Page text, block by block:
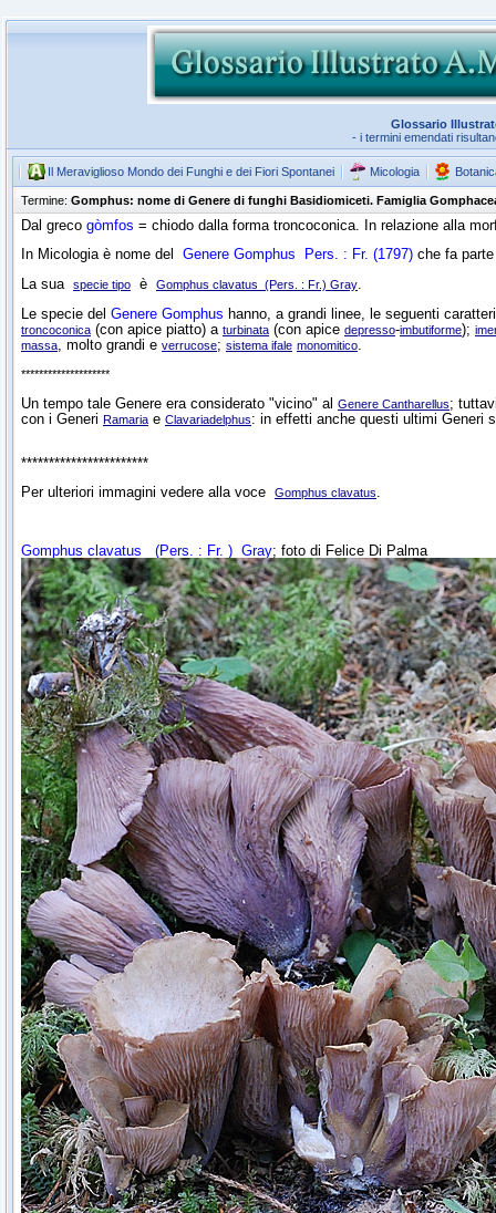
Glossario
- i termini emendati
Il Meraviglioso Mondo dei Funghi e dei Fiori Spontanei Micologia
Termine: Gomphus: nome di Genere di funghi Basidiomiceti. Famiglia
Dal greco gòmfos = chiodo dalla forma troncoconica. In relazione alla
In Micologia è nome del Genere Gomphus Pers. : Fr. (1797) che fa
La sua
specie tipo è Gomphus clavatus (Pers. : Fr.) Gray.
Le specie del Genere Gomphus hanno, a grandi linee, le seguenti
troncoconica (con apice piatto) a turbinata (con apice depresso-imbutiforme);
massa, molto grandi e verrucose; sistema ifale monomitico.
********************
Un tempo tale Genere era considerato "vicino" al Genere Cantharellus;
con i Generi Ramaria e Clavariadelphus: in effetti anche questi ultimi Generi
***********************
Per ulteriori immagini vedere alla voce
Gomphus clavatus.
Gomphus clavatus (Pers. : Fr. ) Gray; foto di Felice Di Palma